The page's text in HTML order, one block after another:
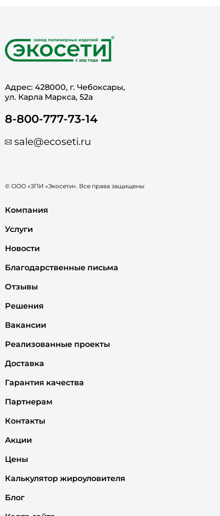
Адрес: 428000, г. Чебоксары,
ул. Карла Маркса, 52а
8-800-777-73-14
sale@ecoseti.ru
© ООО «ЗПИ «Экосети». Все права защищены
Компания
Услуги
Новости
Благодарственные письма
Отзывы
Решения
Вакансии
Реализованные проекты
Доставка
Гарантия качества
Партнерам
Контакты
Акции
Цены
Калькулятор жироуловителя
Блог